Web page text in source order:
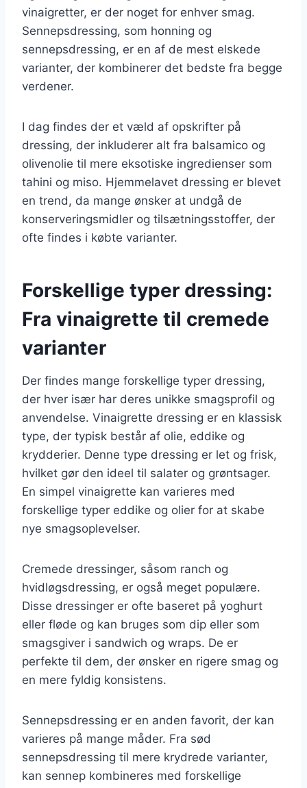
vinaigretter, er der noget for enhver smag.
Sennepsdressing, som honning og
sennepsdressing, er en af de mest elskede
varianter, der kombinerer det bedste fra begge
verdener.
I dag findes der et væld af opskrifter på
dressing, der inkluderer alt fra balsamico og
olivenolie til mere eksotiske ingredienser som
tahini og miso. Hjemmelavet dressing er blevet
en trend, da mange ønsker at undgå de
konserveringsmidler og tilsætningsstoffer, der
ofte findes i købte varianter.
Forskellige typer dressing:
Fra vinaigrette til cremede
varianter
Der findes mange forskellige typer dressing,
der hver især har deres unikke smagsprofil og
anvendelse. Vinaigrette dressing er en klassisk
type, der typisk består af olie, eddike og
krydderier. Denne type dressing er let og frisk,
hvilket gør den ideel til salater og grøntsager.
En simpel vinaigrette kan varieres med
forskellige typer eddike og olier for at skabe
nye smagsoplevelser.
Cremede dressinger, såsom ranch og
hvidløgsdressing, er også meget populære.
Disse dressinger er ofte baseret på yoghurt
eller fløde og kan bruges som dip eller som
smagsgiver i sandwich og wraps. De er
perfekte til dem, der ønsker en rigere smag og
en mere fyldig konsistens.
Sennepsdressing er en anden favorit, der kan
varieres på mange måder. Fra sød
sennepsdressing til mere krydrede varianter,
kan sennep kombineres med forskellige